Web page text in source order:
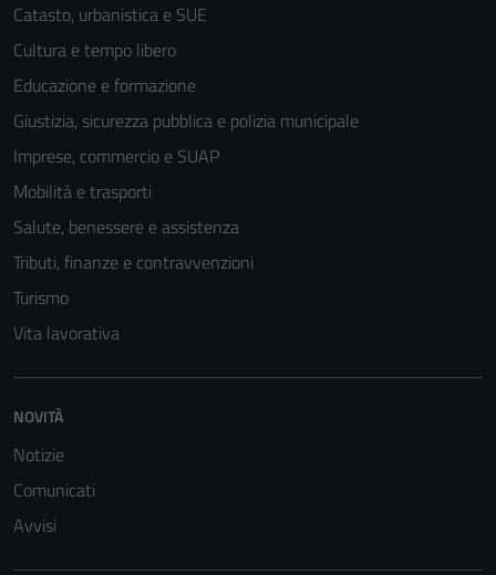
Catasto, urbanistica e SUE
Cultura e tempo libero
Educazione e formazione
Giustizia, sicurezza pubblica e polizia municipale
Imprese, commercio e SUAP
Mobilità e trasporti
Salute, benessere e assistenza
Tributi, finanze e contravvenzioni
Turismo
Vita lavorativa
NOVITÀ
Notizie
Comunicati
Avvisi